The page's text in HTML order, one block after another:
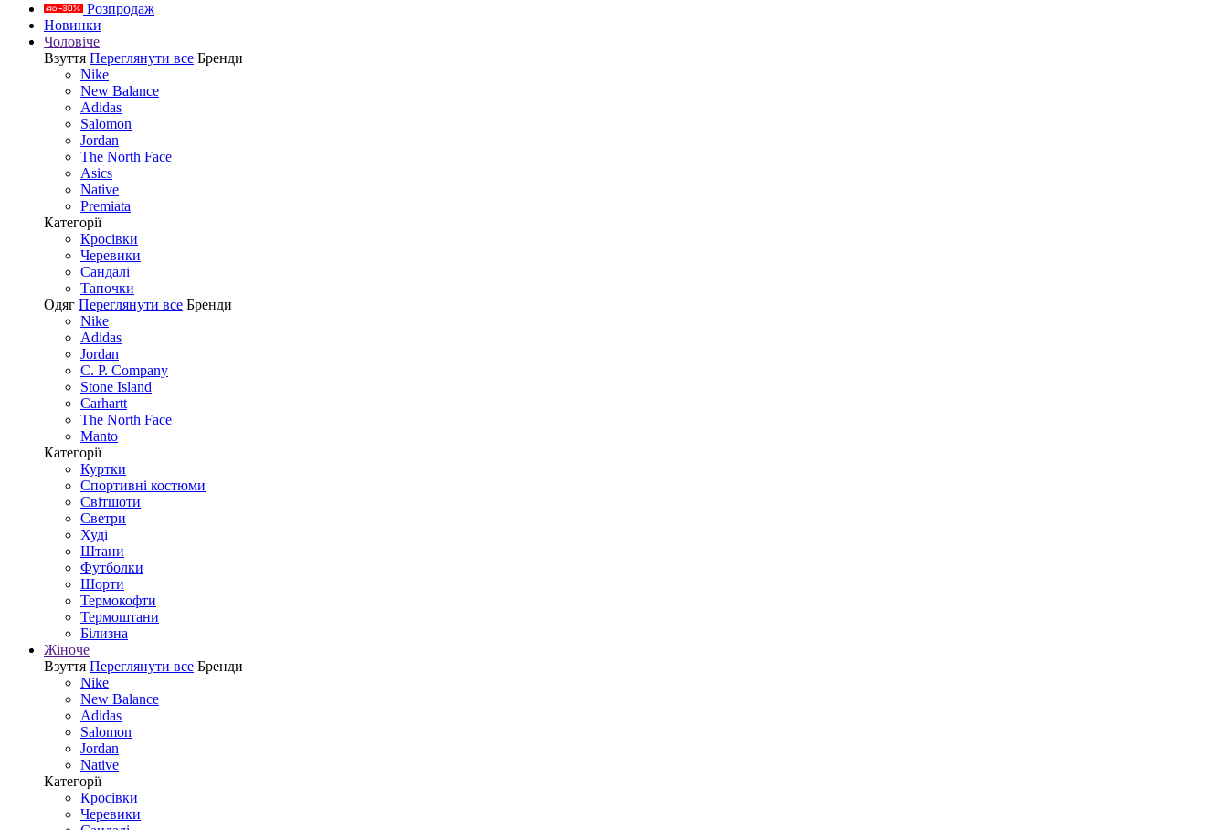
Розпродаж
Новинки
Чоловіче
Взуття Переглянути все Бренди
Nike
New Balance
Adidas
Salomon
Jordan
The North Face
Asics
Native
Premiata
Категорії
Кросівки
Черевики
Сандалі
Tапочки
Одяг Переглянути все Бренди
Nike
Adidas
Jordan
C. P. Company
Stone Island
Carhartt
The North Face
Manto
Категорії
Куртки
Спортивні костюми
Світшоти
Светри
Худі
Штани
Футболки
Шорти
Термокофти
Термоштани
Білизна
Жіноче
Взуття Переглянути все Бренди
Nike
New Balance
Adidas
Salomon
Jordan
Native
Категорії
Кросівки
Черевики